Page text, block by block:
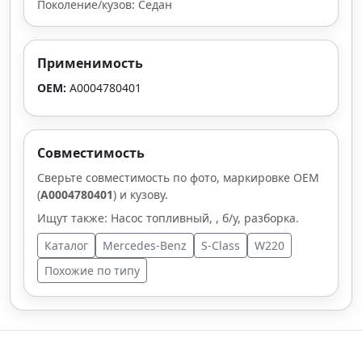
Поколение/кузов: Седан
Применимость
OEM: A0004780401
Совместимость
Сверьте совместимость по фото, маркировке OEM
(A0004780401) и кузову.
Ищут также: Насос топливный, , б/у, разборка.
Каталог
Mercedes-Benz S-Class
W220
Похожие по типу